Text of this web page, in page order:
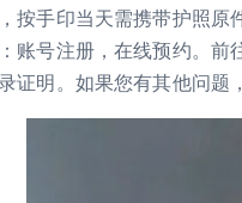
按手印当天需携带护照原
账号注册，在线预约。
证明。如果您有其他问题